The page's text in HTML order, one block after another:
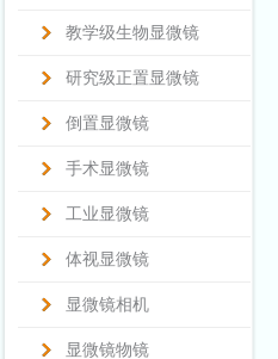
教学级生物显微镜
研究级正置显微镜
倒置显微镜
手术显微镜
工业显微镜
体视显微镜
显微镜相机
显微镜物镜